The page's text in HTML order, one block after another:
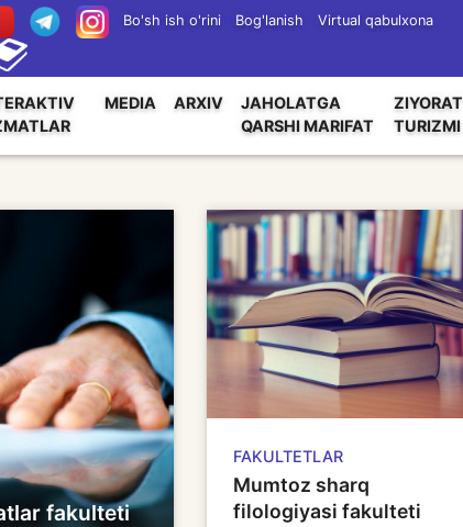
Bo'sh ish o'rini Bog'lanish
Virtual qabulxona
MEDIA ARXIV
JAHOLATGA
QARSHI MARIFAT
ZIYORAT
TURIZMI
fakulteti
FAKULTETLAR
Mumtoz sharq
filologiyasi fakulteti